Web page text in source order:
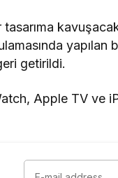
tasarıma
getirildi.
Apple TV ve